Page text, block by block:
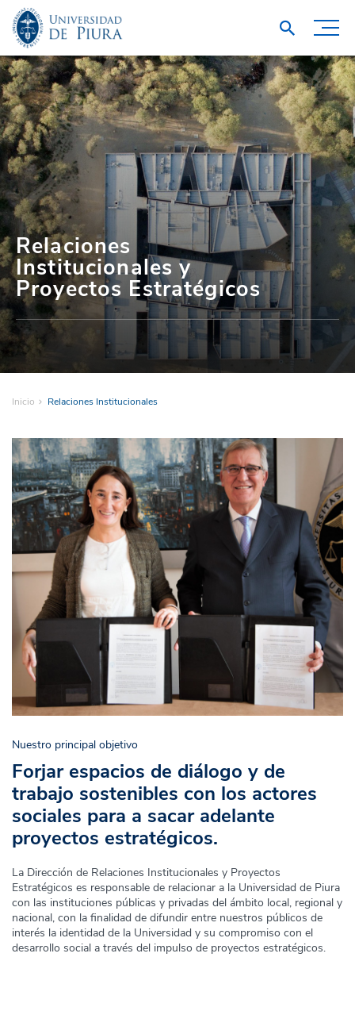
Relaciones
Institucionales y
Proyectos Estratégicos
Inicio Relaciones Institucionales
Nuestro principal objetivo
Forjar espacios de diálogo y de
trabajo sostenibles con los actores
sociales para a sacar adelante
proyectos estratégicos.
La Dirección de Relaciones Institucionales y Proyectos
Estratégicos es responsable de relacionar a la Universidad de Piura
con las instituciones públicas y privadas del ámbito local, regional y
nacional, con la finalidad de difundir entre nuestros públicos de
interés la identidad de la Universidad y su compromiso con el
desarrollo social a través del impulso de proyectos estratégicos.